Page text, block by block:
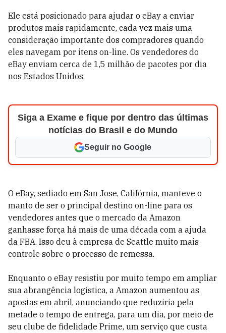
Ele está posicionado para ajudar o eBay a enviar
produtos mais rapidamente, cada vez mais uma
consideração importante dos compradores quando
eles navegam por itens on-line. Os vendedores do
eBay enviam cerca de 1,5 milhão de pacotes por dia
nos Estados Unidos.
Siga a Exame e fique por dentro das últimas
notícias do Brasil e do Mundo
Seguir no Google
O eBay, sediado em San Jose, Califórnia, manteve o
manto de ser o principal destino on-line para os
vendedores antes que o mercado da Amazon
ganhasse força há mais de uma década com a ajuda
da FBA. Isso deu à empresa de Seattle muito mais
controle sobre o processo de remessa.
Enquanto o eBay resistiu por muito tempo em ampliar
sua abrangência logística, a Amazon aumentou as
apostas em abril, anunciando que reduziria pela
metade o tempo de entrega, para um dia, por meio de
seu clube de fidelidade Prime, um serviço que custa